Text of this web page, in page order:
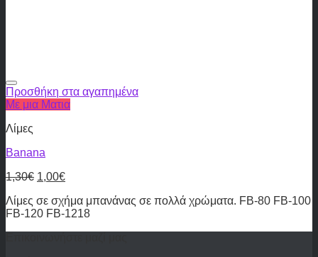
Προσθήκη στα αγαπημένα
Με μια Ματια
Λίμες
Banana
1,30€ 1,00€
Λίμες σε σχήμα μπανάνας σε πολλά χρώματα. FB-80 FB-100
FB-120 FB-1218